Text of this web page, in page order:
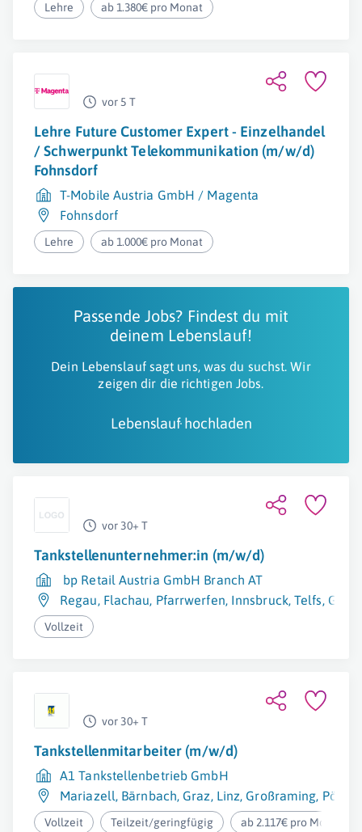
Lehre ab 1.380€ pro Monat
vor 5 T
Lehre Future Customer Expert - Einzelhandel
/ Schwerpunkt Telekommunikation (m/w/d)
Fohnsdorf
T-Mobile Austria GmbH / Magenta
Fohnsdorf
Lehre ab 1.000€ pro Monat
Passende Jobs? Findest du mit
deinem Lebenslauf!
Dein Lebenslauf sagt uns, was du suchst. Wir
zeigen dir die richtigen Jobs.
Lebenslauf hochladen
vor 30+ T
Tankstellenunternehmer:in (m/w/d)
bp Retail Austria GmbH Branch AT
Regau, Flachau, Pfarrwerfen, Innsbruck,Telfs, Graz
Vollzeit
vor 30+ T
Tankstellenmitarbeiter (m/w/d)
A1 Tankstellenbetrieb GmbH
Mariazell, Bärnbach, Graz, Linz, Großraming, Pöls-
Vollzeit Teilzeit/geringfügig ab 2.117€ pro Monat